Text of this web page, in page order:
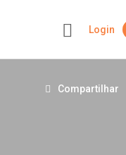
Login
Compartilhar